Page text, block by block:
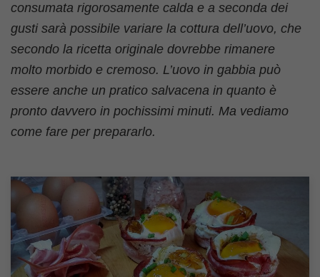
consumata rigorosamente calda e a seconda dei
gusti sarà possibile variare la cottura dell’uovo, che
secondo la ricetta originale dovrebbe rimanere
molto morbido e cremoso. L’uovo in gabbia può
essere anche un pratico salvacena in quanto è
pronto davvero in pochissimi minuti. Ma vediamo
come fare per prepararlo.